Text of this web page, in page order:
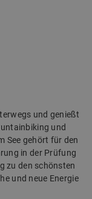
und genießt
und
See gehört für den
in der Prüfung
zu den schönsten
und neue Energie